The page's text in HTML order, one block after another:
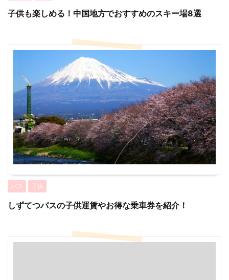
子供も楽しめる！中国地方でおすすめのスキー場8選
バス 子供
しずてつバスの子供運賃やお得な乗車券を紹介！